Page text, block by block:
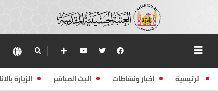
الرئيسية اخبار ونشاطات البث المباشر الزيارة